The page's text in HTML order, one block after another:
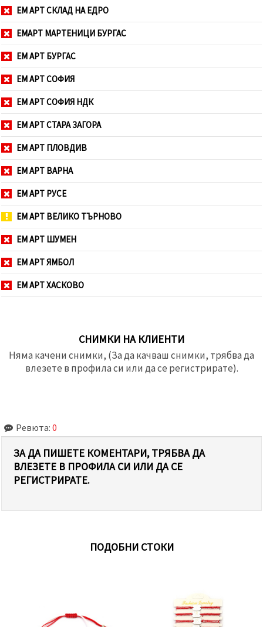
ЕМ АРТ СКЛАД НА ЕДРО
ЕМАРТ МАРТЕНИЦИ БУРГАС
ЕМ АРТ БУРГАС
ЕМ АРТ СОФИЯ
ЕМ АРТ СОФИЯ НДК
ЕМ АРТ СТАРА ЗАГОРА
ЕМ АРТ ПЛОВДИВ
ЕМ АРТ ВАРНА
ЕМ АРТ РУСЕ
ЕМ АРТ ВЕЛИКО ТЪРНОВО
ЕМ АРТ ШУМЕН
ЕМ АРТ ЯМБОЛ
ЕМ АРТ ХАСКОВО
СНИМКИ НА КЛИЕНТИ
Няма качени снимки, (За да качваш снимки, трябва да
влезете в профила си или да се регистрирате).
Ревюта: 0
ЗА ДА ПИШЕТЕ КОМЕНТАРИ, ТРЯБВА ДА
ВЛЕЗЕТЕ В ПРОФИЛА СИ ИЛИ ДА СЕ
РЕГИСТРИРАТЕ.
ПОДОБНИ СТОКИ